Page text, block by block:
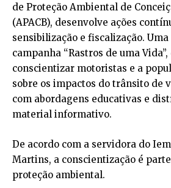
de Proteção Ambiental de
(APACB), desenvolve ações
sensibilização e fiscalização.
campanha “Rastros de uma Vida”,
conscientizar motoristas e a
sobre os impactos do trânsito de
com abordagens educativas e
material informativo.
De acordo com a servidora do
Martins, a conscientização é
proteção ambiental.